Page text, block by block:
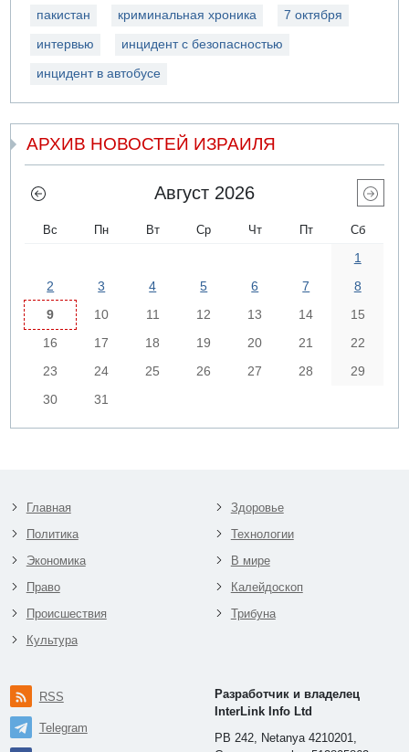
пакистан криминальная хроника 7 октября
интервью инцидент с безопасностью
инцидент в автобусе
АРХИВ НОВОСТЕЙ ИЗРАИЛЯ
Август 2026
Вс Пн Вт Ср Чт Пт Сб
1
2
3 4 5 6 7
8
9
10 11 12 13 14
15
16
17 18 19 20 21
22
23
24 25 26 27 28
29
30
31
Главная
Политика
Экономика
Право
Происшествия
Культура
Здоровье
Технологии
В мире
Калейдоскоп
Трибуна
RSS
Telegram
Разработчик и владелец
InterLink Info Ltd
PB 242, Netanya 4210201,